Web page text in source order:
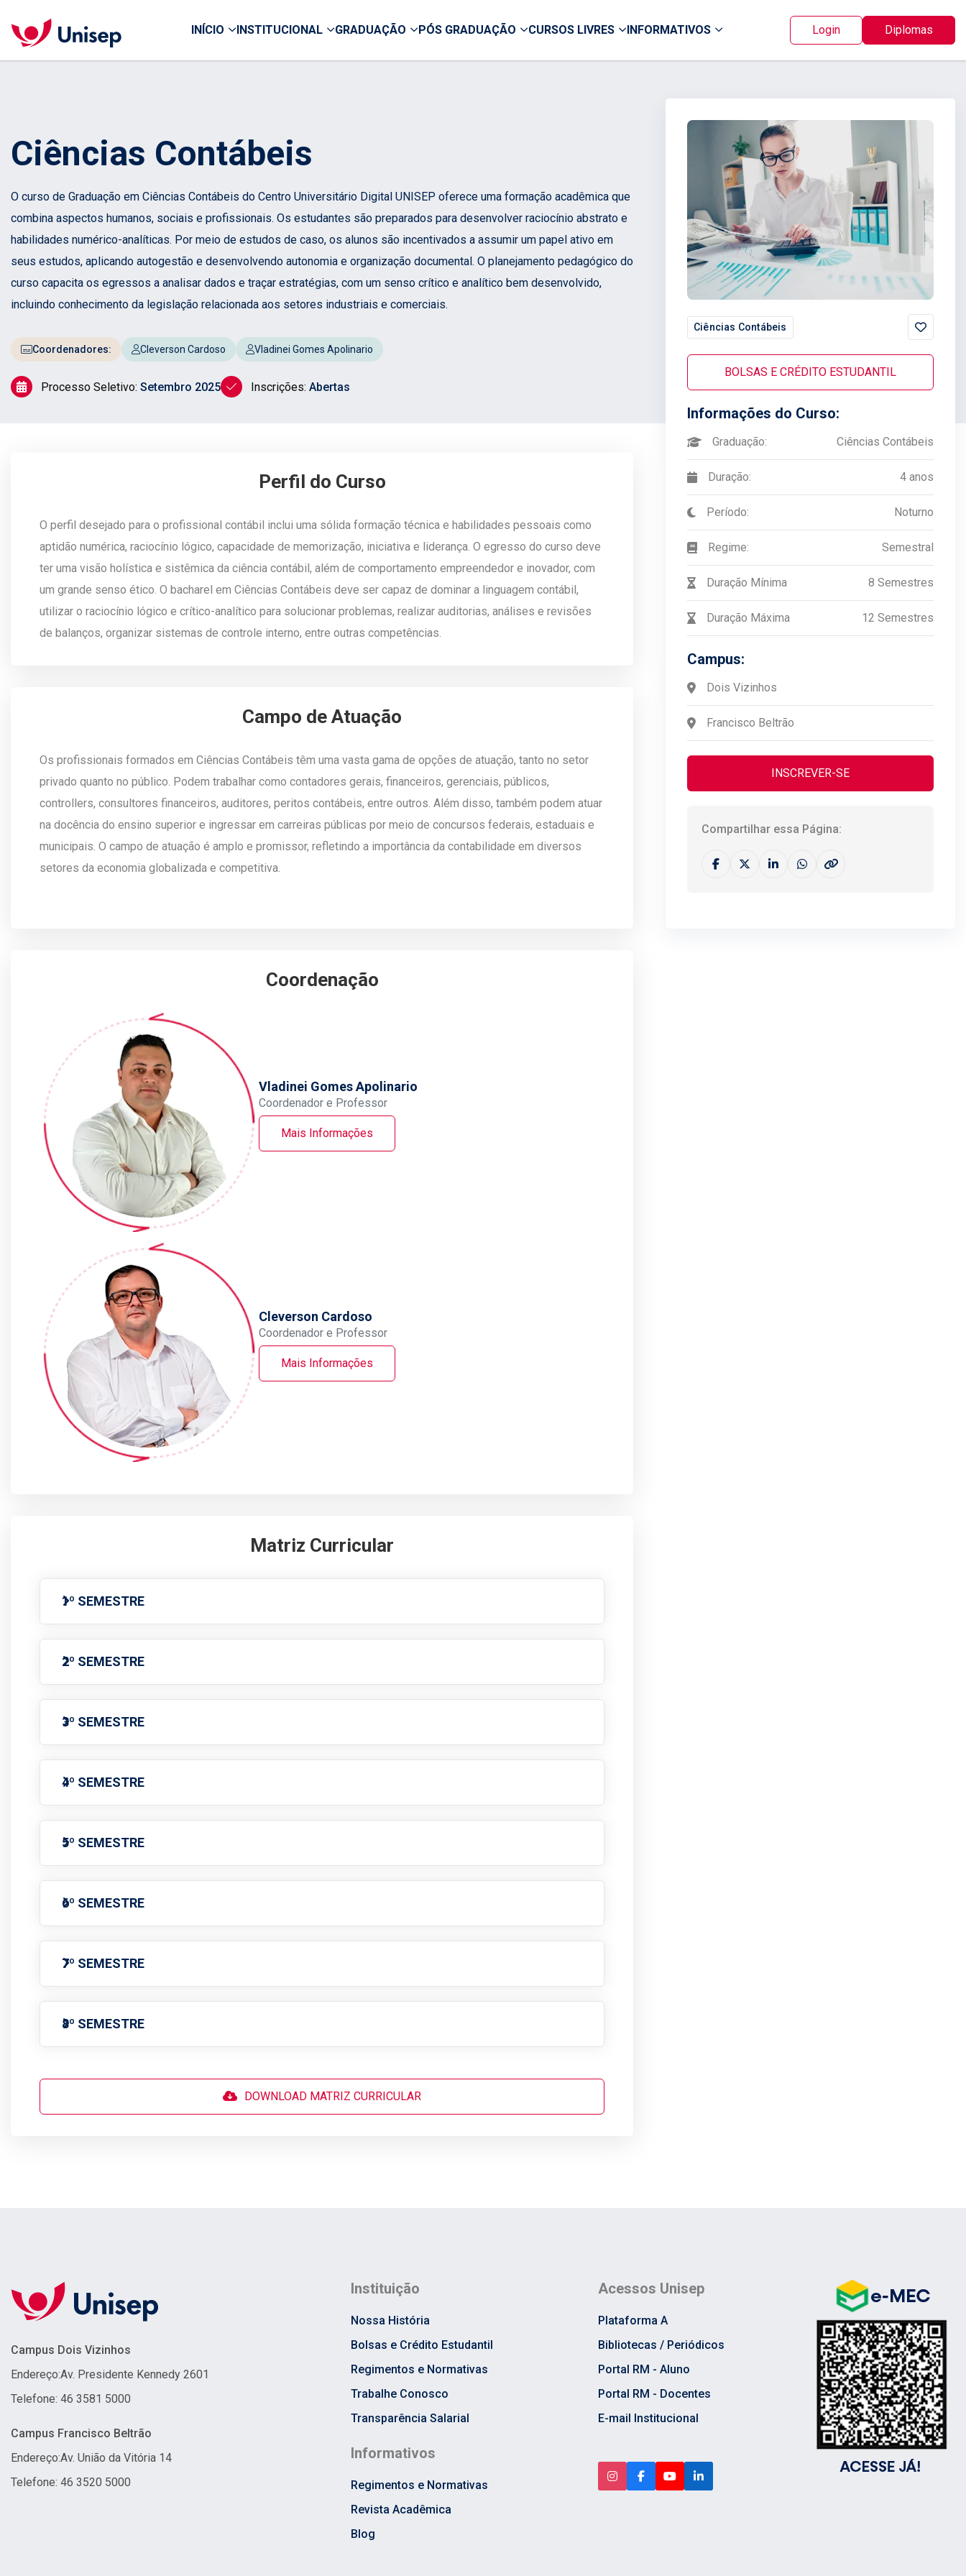
INÍCIO INSTITUCIONAL GRADUAÇÃO PÓS GRADUAÇÃO CURSOS LIVRES INFORMATIVOS Login Diplomas
Ciências Contábeis
O curso de Graduação em Ciências Contábeis do Centro Universitário Digital UNISEP oferece uma formação acadêmica que
combina aspectos humanos, sociais e profissionais. Os estudantes são preparados para desenvolver raciocínio abstrato e
habilidades numérico-analíticas. Por meio de estudos de caso, os alunos são incentivados a assumir um papel ativo em
seus estudos, aplicando autogestão e desenvolvendo autonomia e organização documental. O planejamento pedagógico do
curso capacita os egressos a analisar dados e traçar estratégias, com um senso crítico e analítico bem desenvolvido,
incluindo conhecimento da legislação relacionada aos setores industriais e comerciais.
Coordenadores: Cleverson Cardoso Vladinei Gomes Apolinario
Processo Seletivo: Setembro 2025 Inscrições: Abertas
Perfil do Curso
O perfil desejado para o profissional contábil inclui uma sólida formação técnica e habilidades pessoais como
aptidão numérica, raciocínio lógico, capacidade de memorização, iniciativa e liderança. O egresso do curso deve
ter uma visão holística e sistêmica da ciência contábil, além de comportamento empreendedor e inovador, com
um grande senso ético. O bacharel em Ciências Contábeis deve ser capaz de dominar a linguagem contábil,
utilizar o raciocínio lógico e crítico-analítico para solucionar problemas, realizar auditorias, análises e revisões
de balanços, organizar sistemas de controle interno, entre outras competências.
Campo de Atuação
Os profissionais formados em Ciências Contábeis têm uma vasta gama de opções de atuação, tanto no setor
privado quanto no público. Podem trabalhar como contadores gerais, financeiros, gerenciais, públicos,
controllers, consultores financeiros, auditores, peritos contábeis, entre outros. Além disso, também podem atuar
na docência do ensino superior e ingressar em carreiras públicas por meio de concursos federais, estaduais e
municipais. O campo de atuação é amplo e promissor, refletindo a importância da contabilidade em diversos
setores da economia globalizada e competitiva.
Coordenação
Vladinei Gomes Apolinario
Coordenador e Professor
Mais Informações
Cleverson Cardoso
Coordenador e Professor
Mais Informações
Matriz Curricular
1º SEMESTRE
2º SEMESTRE
3º SEMESTRE
4º SEMESTRE
5º SEMESTRE
6º SEMESTRE
7º SEMESTRE
8º SEMESTRE
DOWNLOAD MATRIZ CURRICULAR
Ciências Contábeis
BOLSAS E CRÉDITO ESTUDANTIL
Informações do Curso:
Graduação: Ciências Contábeis
Duração: 4 anos
Período: Noturno
Regime: Semestral
Duração Mínima 8 Semestres
Duração Máxima 12 Semestres
Campus:
Dois Vizinhos
Francisco Beltrão
INSCREVER-SE
Compartilhar essa Página:
Campus Dois Vizinhos
Endereço:Av. Presidente Kennedy 2601
Telefone: 46 3581 5000
Campus Francisco Beltrão
Endereço:Av. União da Vitória 14
Telefone: 46 3520 5000
Instituição
Nossa História
Bolsas e Crédito Estudantil
Regimentos e Normativas
Trabalhe Conosco
Transparência Salarial
Informativos
Regimentos e Normativas
Revista Acadêmica
Blog
Acessos Unisep
Plataforma A
Bibliotecas / Periódicos
Portal RM - Aluno
Portal RM - Docentes
E-mail Institucional